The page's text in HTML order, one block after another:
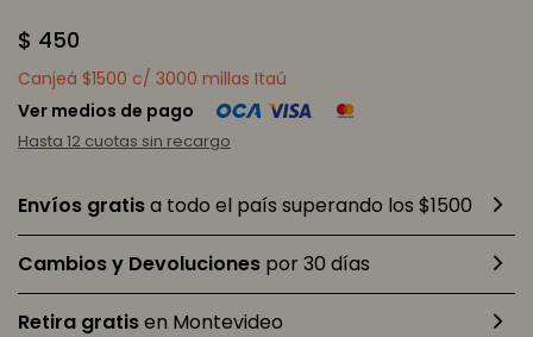
$ 450
Canjeá $1500 c/ 3000 millas Itaú
Ver medios de pago
Hasta 12 cuotas sin recargo
Envíos gratisa todo el país superando los $1500
Cambios y Devoluciones por 30 días
Retira gratisen Montevideo